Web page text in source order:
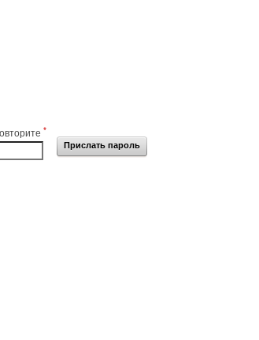
*
Прислать пароль